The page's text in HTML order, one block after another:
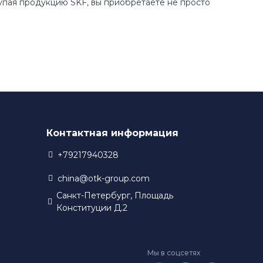
продукцию SKF, вы приобретаете не просто
Контактная информация
+79217940328
china@otk-group.com
Санкт-Петербург, Площадь
Конституции Д.2
Мы в соцсетях